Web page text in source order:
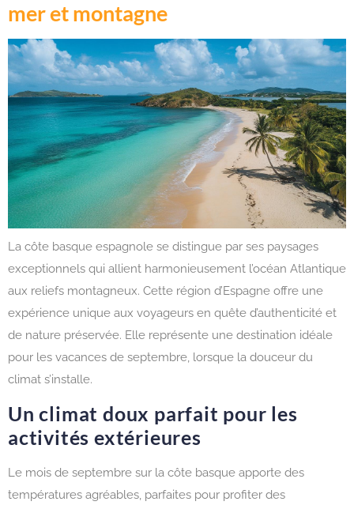
mer et montagne
La côte basque espagnole se distingue par ses paysages
exceptionnels qui allient harmonieusement l’océan Atlantique
aux reliefs montagneux. Cette région d’Espagne offre une
expérience unique aux voyageurs en quête d’authenticité et
de nature préservée. Elle représente une destination idéale
pour les vacances de septembre, lorsque la douceur du
climat s’installe.
Un climat doux parfait pour les
activités extérieures
Le mois de septembre sur la côte basque apporte des
températures agréables, parfaites pour profiter des